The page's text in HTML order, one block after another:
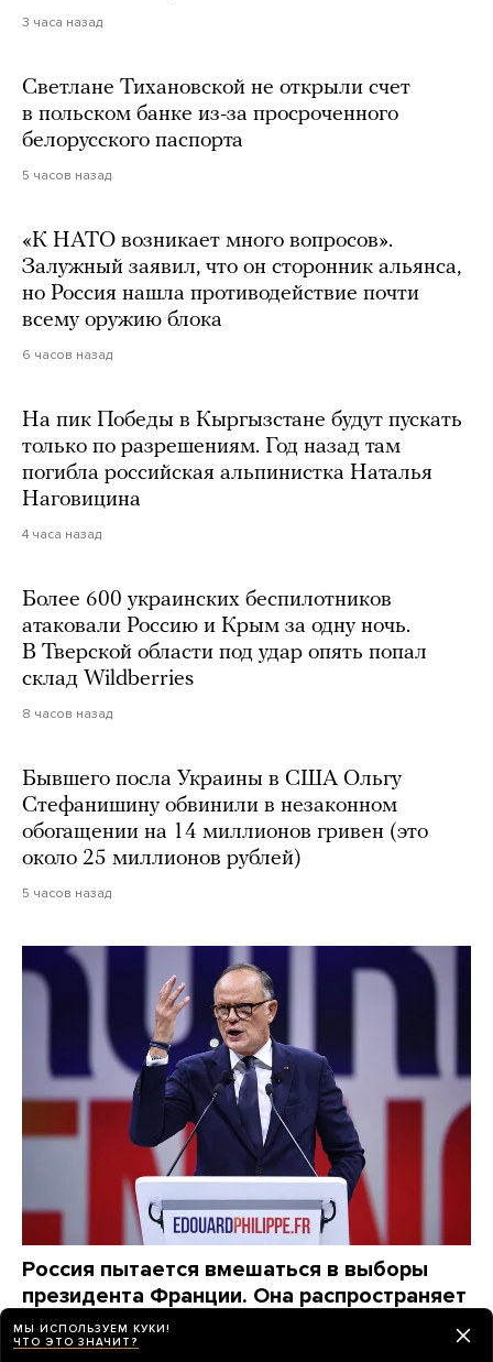
3 часа назад
Светлане Тихановской не открыли счет
в польском банке из-за просроченного
белорусского паспорта
5 часов назад
«К НАТО возникает много вопросов».
Залужный заявил, что он сторонник альянса,
но Россия нашла противодействие почти
всему оружию блока
6 часов назад
На пик Победы в Кыргызстане будут пускать
только по разрешениям. Год назад там
погибла российская альпинистка Наталья
Наговицина
4 часа назад
Более 600 украинских беспилотников
атаковали Россию и Крым за одну ночь.
В Тверской области под удар опять попал
склад Wildberries
8 часов назад
Бывшего посла Украины в США Ольгу
Стефанишину обвинили в незаконном
обогащении на 14 миллионов гривен (это
около 25 миллионов рублей)
5 часов назад
Россия пытается вмешаться в выборы
президента Франции. Она распространяет
фейки о возможных кандидатах,
маскируясь под местные издания
МЫ ИСПОЛЬЗУЕМ КУКИ!
ЧТО ЭТО ЗНАЧИТ?